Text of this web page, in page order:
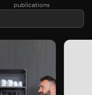
publications